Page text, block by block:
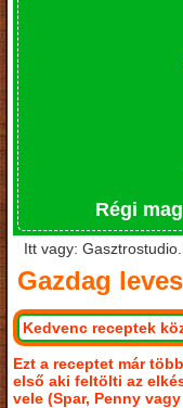
Régi
Itt vagy:
Gazdag leves
Kedvenc receptek
Ezt a receptet már
első aki feltölti az
vele (Spar, Penny